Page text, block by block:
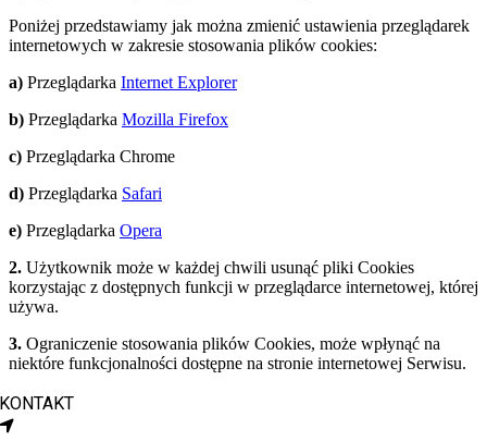
Poniżej przedstawiamy jak można zmienić ustawienia przeglądarek
internetowych w zakresie stosowania plików cookies:
a) Przeglądarka Internet Explorer
b) Przeglądarka Mozilla Firefox
c) Przeglądarka Chrome
d) Przeglądarka Safari
e) Przeglądarka Opera
2. Użytkownik może w każdej chwili usunąć pliki Cookies
korzystając z dostępnych funkcji w przeglądarce internetowej, której
używa.
3. Ograniczenie stosowania plików Cookies, może wpłynąć na
niektóre funkcjonalności dostępne na stronie internetowej Serwisu.
KONTAKT